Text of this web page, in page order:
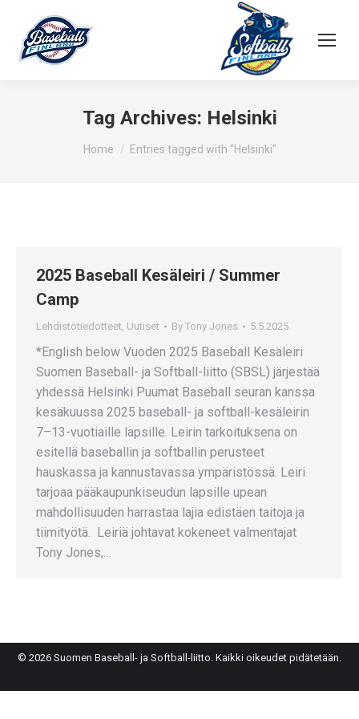
Tag Archives: Helsinki
You are here:
Home Entries tagged with "Helsinki"
2025 Baseball Kesäleiri / Summer
Camp
Lehdistötiedotteet, Uutiset By Tony Jones 5.5.2025
*English below Vuoden 2025 Baseball Kesäleiri
Suomen Baseball- ja Softball-liitto (SBSL) järjestää
yhdessä Helsinki Puumat Baseball seuran kanssa
kesäkuussa 2025 baseball- ja softball-kesäleirin
7–13-vuotiaille lapsille. Leirin tarkoituksena on
esitellä baseballin ja softballin perusteet
hauskassa ja kannustavassa ympäristössä. Leiri
tarjoaa pääkaupunkiseudun lapsille upean
mahdollisuuden harrastaa lajia edistäen taitoja ja
tiimityötä. Leiriä johtavat kokeneet valmentajat
Tony Jones,…
© 2026 Suomen Baseball- ja Softball-liitto. Kaikki oikeudet pidätetään.